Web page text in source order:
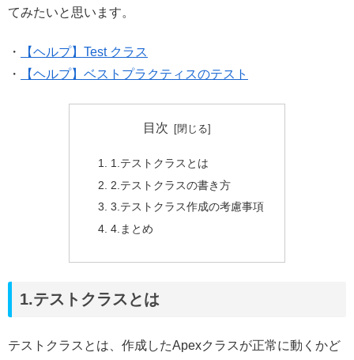
てみたいと思います。
・
【ヘルプ】Test クラス
・
【ヘルプ】ベストプラクティスのテスト
目次
1.テストクラスとは
2.テストクラスの書き方
3.テストクラス作成の考慮事項
4.まとめ
1.テストクラスとは
テストクラスとは、作成したApexクラスが正常に動くかど